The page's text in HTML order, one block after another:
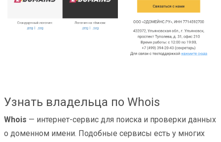
Узнать владельца по Whois
Whois — интернет-сервис для поиска и проверки данных
о доменном имени. Подобные сервисы есть у многих